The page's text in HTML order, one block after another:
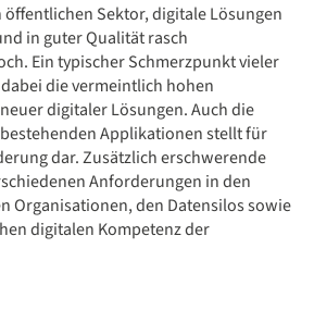
öffentlichen Sektor, digitale Lösungen
in guter Qualität rasch
Ein typischer Schmerzpunkt vieler
die vermeintlich hohen
digitaler Lösungen. Auch die
Applikationen stellt für
dar. Zusätzlich erschwerende
Anforderungen in den
Organisationen, den Datensilos sowie
digitalen Kompetenz der
ist die gezielte Einbindung aller